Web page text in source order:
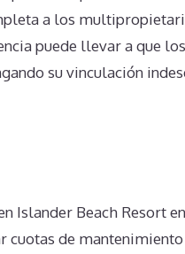
a los
puede llevar a que
su vinculación
Islander Beach Resort
cuotas de